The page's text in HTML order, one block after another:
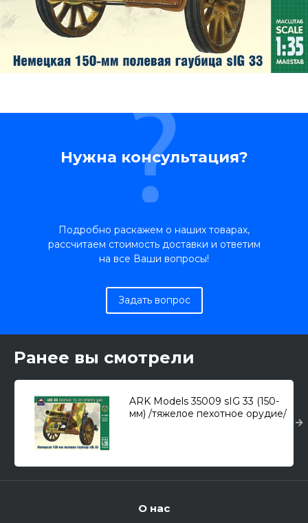
Нужна консультация?
Подробно раскажем о наших товарах,
рассчитаем стоимость доставки и ответим
на все Ваши вопросы!
Задать вопрос
Ранее вы смотрели
ARK Models 35009 sIG 33 (150-
мм) /тяжелое пехотное орудие/
О нас